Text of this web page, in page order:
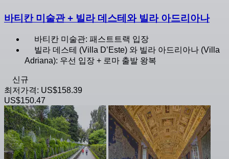
바티칸 미술관 + 빌라 데스테와 빌라 아드리아나
바티칸 미술관: 패스트트랙 입장
빌라 데스테 (Villa D’Este) 와 빌라 아드리아나 (Villa
Adriana): 우선 입장 + 로마 출발 왕복
신규
최저가격: US$158.39
US$150.47